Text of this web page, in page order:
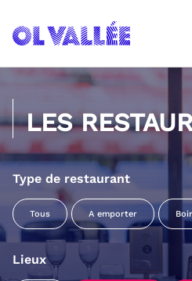
LES
Type de restaurant
Tous A emporter
Lieux